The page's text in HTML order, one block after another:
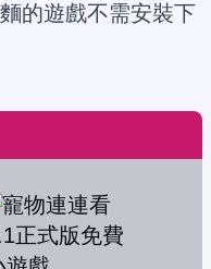
的遊戲不需安裝下